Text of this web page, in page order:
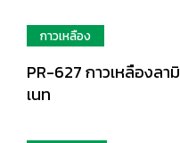
กาวเหลือง
PR-627 กาวเหลืองลามิ
เนท